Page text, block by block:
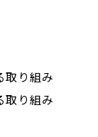
取り組み
取り組み